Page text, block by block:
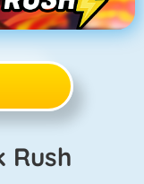
Rush